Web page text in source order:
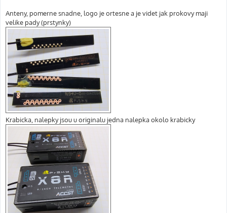
Anteny, pomerne snadne, logo je ortesne a je videt jak prokovy maji
velike pady (prstynky)
Krabicka, nalepky jsou u originalu jedna nalepka okolo krabicky